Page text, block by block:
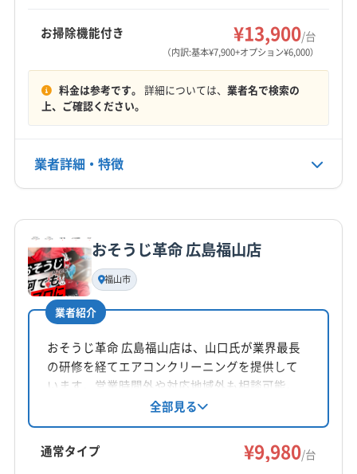
24時間営業
定休日
電話番号
公式HP
公式サイトなし
お掃除機能付き ¥13,900/台
（内訳:基本¥7,900+オプション¥6,000）
料金は参考です。 詳細については、 業者名で検索の
上、ご確認ください。
業者詳細・特徴
基本情報
代表者名
永井魁
所在地
広島県福山市沼隈町中山南甲592-1
対応地域
岡山市中区
岡山市南区
岡山市北区 笠岡市 玉野市
高梁市
浅口市
倉敷市
おそうじ革命 広島福山店
福山市
業者紹介
おそうじ革命 広島福山店は、山口氏が業界最長
の研修を経てエアコンクリーニングを提供して
います。営業時間外や対応地域外も相談可能。
丁寧な作業と仕上がり確認で、施工後のメンテ
ナンスのアドバイスも実施。基本料金9,980円/台
から。土日祝日も対応し、防カビ・抗菌コーテ
ィングも提供しています。
全部見る
通常タイプ ¥9,980/台